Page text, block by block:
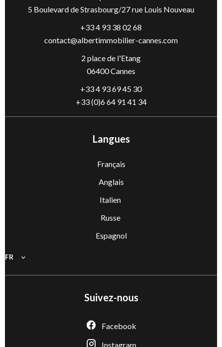
5 Boulevard de Strasbourg/27 rue Louis Nouveau
+33 4 93 38 02 68
contact@albertimmobilier-cannes.com
2 place de l'Etang
06400 Cannes
+33 4 93 69 45 30
+33 (0)6 64 91 41 34
Langues
Français
Anglais
Italien
Russe
Espagnol
FR
Suivez-nous
Facebook
Instagram